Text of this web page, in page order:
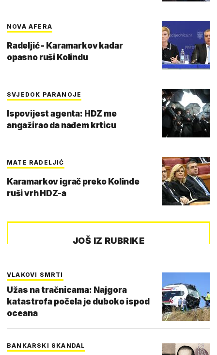
NOVA AFERA
Radeljić - Karamarkov kadar
opasno ruši Kolindu
SVJEDOK PARANOJE
Ispovijest agenta: HDZ me
angažirao da nađem krticu
MATE RADELJIĆ
Karamarkov igrač preko Kolinde
ruši vrh HDZ-a
JOŠ IZ RUBRIKE
VLAKOVI SMRTI
Užas na tračnicama: Najgora
katastrofa počela je duboko ispod
oceana
BANKARSKI SKANDAL